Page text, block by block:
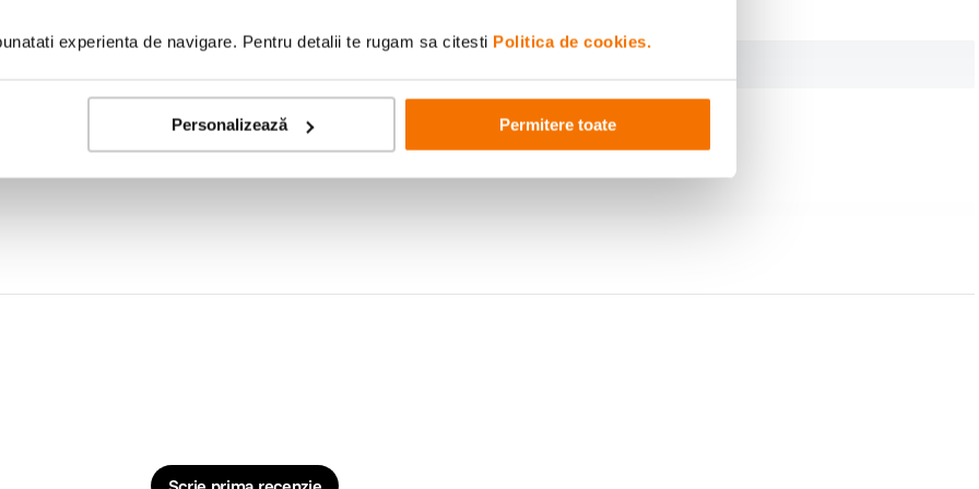
experienta de navigare. Pentru detalii te rugam sa citesti Politica de cookies.
Personalizează Permitere toate
TTL, ideal pentru fotografii in interior sau in aer liber. Atat de mic incat incape in buzunar, este mereu gata pentru momentele tale creative. Accesoriile
de a crea atmosfere unice si cadre originale.